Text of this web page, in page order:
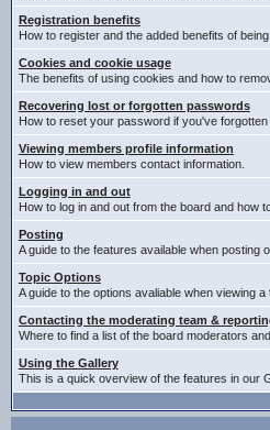
Registration benefits
How to register and the added benefits of
Cookies and cookie usage
The benefits of using cookies and how to
Recovering lost or forgotten passwords
How to reset your password if you've forgotten
Viewing members profile information
How to view members contact information.
Logging in and out
How to log in and out from the board and how
Posting
A guide to the features available when posting
Topic Options
A guide to the options avaliable when viewing a
Contacting the moderating team &
Where to find a list of the board moderators
Using the Gallery
This is a quick overview of the features in our